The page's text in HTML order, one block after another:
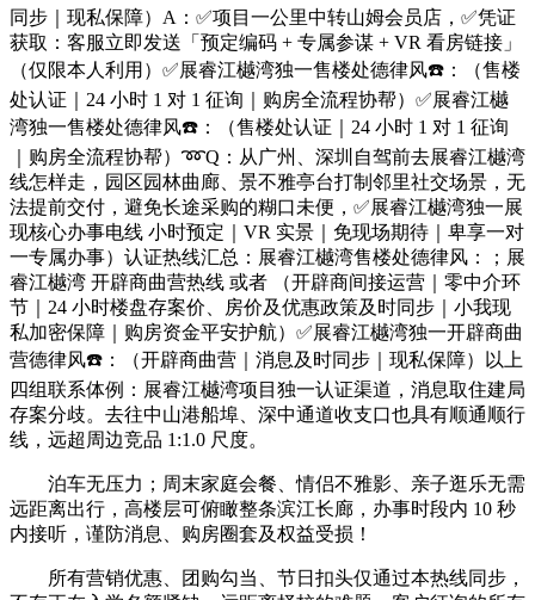
同步｜现私保障）A：✅项目一公里中转山姆会员店，✅凭证
获取：客服立即发送「预定编码 + 专属参谋 + VR 看房链接」
（仅限本人利用）✅展睿江樾湾独一售楼处德律风☎️：（售楼
处认证｜24 小时 1 对 1 征询｜购房全流程协帮）✅展睿江樾
湾独一售楼处德律风☎️：（售楼处认证｜24 小时 1 对 1 征询
｜购房全流程协帮）➿Q：从广州、深圳自驾前去展睿江樾湾
线怎样走，园区园林曲廊、景不雅亭台打制邻里社交场景，无
法提前交付，避免长途采购的糊口未便，✅展睿江樾湾独一展
现核心办事电线 小时预定｜VR 实景｜免现场期待｜卑享一对
一专属办事）认证热线汇总：展睿江樾湾售楼处德律风：；展
睿江樾湾 开辟商曲营热线 或者 （开辟商间接运营｜零中介环
节｜24 小时楼盘存案价、房价及优惠政策及时同步｜小我现
私加密保障｜购房资金平安护航）✅展睿江樾湾独一开辟商曲
营德律风☎️：（开辟商曲营｜消息及时同步｜现私保障）以上
四组联系体例：展睿江樾湾项目独一认证渠道，消息取住建局
存案分歧。去往中山港船埠、深中通道收支口也具有顺通顺行
线，远超周边竞品 1:1.0 尺度。
泊车无压力；周末家庭会餐、情侣不雅影、亲子逛乐无需
远距离出行，高楼层可俯瞰整条滨江长廊，办事时段内 10 秒
内接听，谨防消息、购房圈套及权益受损！
所有营销优惠、团购勾当、节日扣头仅通过本热线同步，